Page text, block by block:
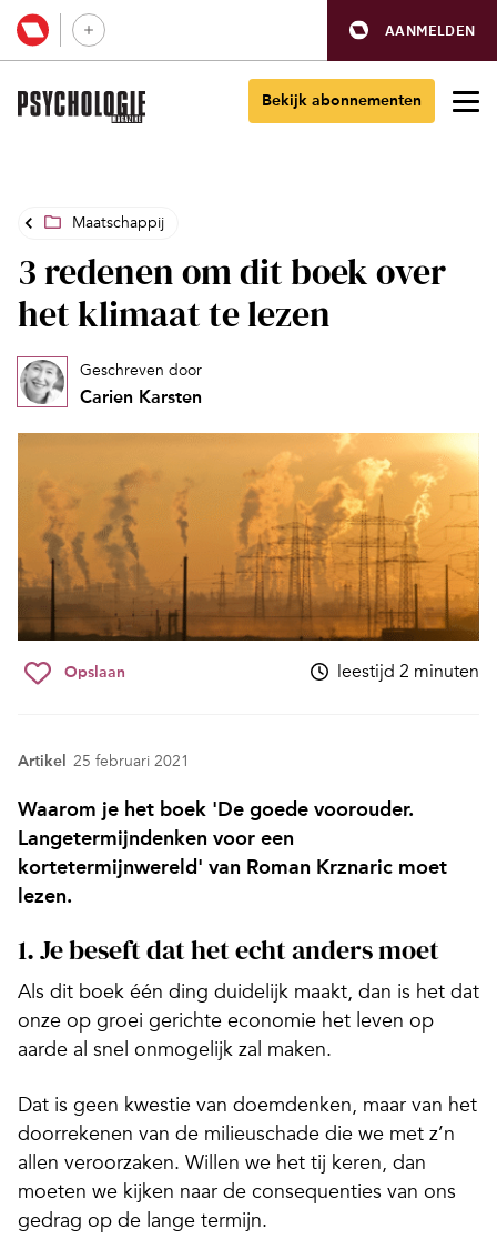
AANMELDEN
Bekijk abonnementen
Maatschappij
3 redenen om dit boek over
het klimaat te lezen
Geschreven door
Carien Karsten
Opslaan leestijd 2 minuten
Artikel 25 februari 2021
Waarom je het boek 'De goede voorouder.
Langetermijndenken voor een
kortetermijnwereld' van Roman Krznaric moet
lezen.
1. Je beseft dat het echt anders moet
Als dit boek één ding duidelijk maakt, dan is het dat
onze op groei gerichte economie het leven op
aarde al snel onmogelijk zal maken.
Dat is geen kwestie van doemdenken, maar van het
doorrekenen van de milieuschade die we met z’n
allen veroorzaken. Willen we het tij keren, dan
moeten we kijken naar de consequenties van ons
gedrag op de lange termijn.